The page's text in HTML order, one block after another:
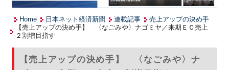
Home 日本ネット経済新聞 連載記事
売上アップの決め手
【売上アップの決め手】 〈なごみや〉ナゴミヤ／来期ＥＣ売上
２割増目指す
【売上アップの決め手】 〈なごみや〉ナ